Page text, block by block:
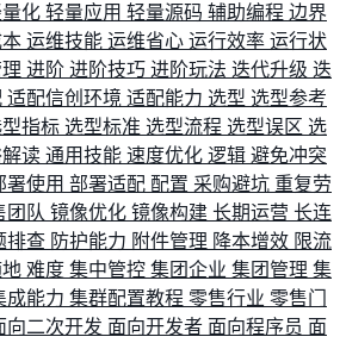
化 轻量应用 轻量源码 辅助编程 边界
运维技能 运维省心 运行效率 运行状
进阶 进阶技巧 进阶玩法 迭代升级 迭
适配信创环境 适配能力 选型 选型参考
指标 选型标准 选型流程 选型误区 选
读 通用技能 速度优化 逻辑 避免冲突
署使用 部署适配 配置 采购避坑 重复劳
团队 镜像优化 镜像构建 长期运营 长连
排查 防护能力 附件管理 降本增效 限流
难度 集中管控 集团企业 集团管理 集
成能力 集群配置教程 零售行业 零售门
向二次开发 面向开发者 面向程序员 面